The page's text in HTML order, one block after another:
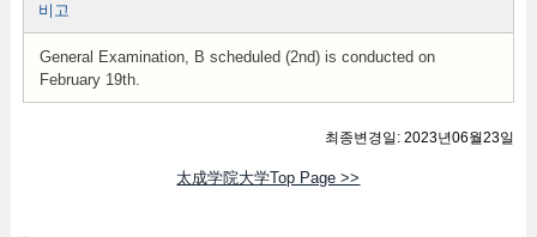
비고
General Examination, B scheduled (2nd) is conducted on
February 19th.
최종변경일: 2023년06월23일
太成学院大学Top Page >>